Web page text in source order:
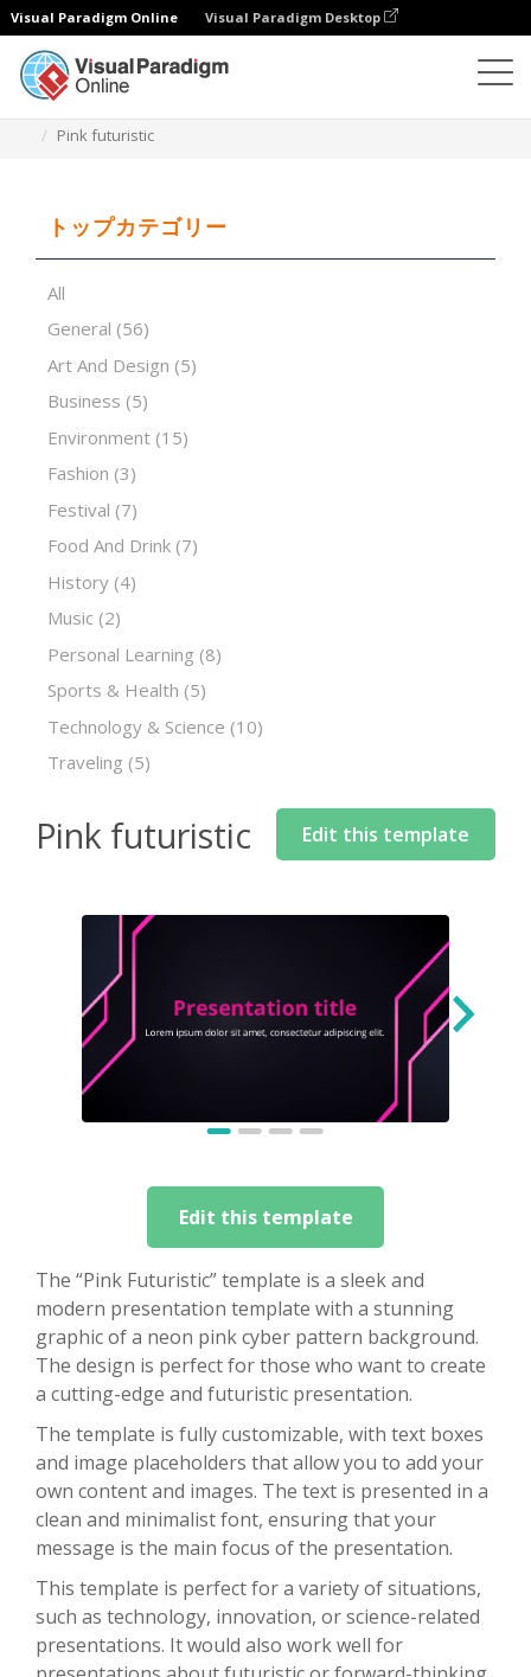
Visual Paradigm Online Visual Paradigm Desktop
Pink futuristic
トップカテゴリー
All
General (56)
Art And Design (5)
Business (5)
Environment (15)
Fashion (3)
Festival (7)
Food And Drink (7)
History (4)
Music (2)
Personal Learning (8)
Sports & Health (5)
Technology & Science (10)
Traveling (5)
Pink futuristic Edit this template
Edit this template
The “Pink Futuristic” template is a sleek and
modern presentation template with a stunning
graphic of a neon pink cyber pattern background.
The design is perfect for those who want to create
a cutting-edge and futuristic presentation.
The template is fully customizable, with text boxes
and image placeholders that allow you to add your
own content and images. The text is presented in a
clean and minimalist font, ensuring that your
message is the main focus of the presentation.
This template is perfect for a variety of situations,
such as technology, innovation, or science-related
presentations. It would also work well for